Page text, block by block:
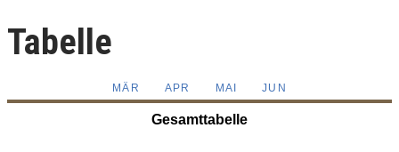
Tabelle
MÄR APR MAI JUN
Gesamttabelle